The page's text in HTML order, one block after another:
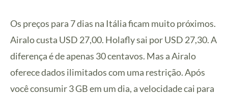
Os preços para 7 dias na Itália ficam muito próximos.
Airalo custa USD 27,00. Holafly sai por USD 27,30. A
diferença é de apenas 30 centavos. Mas a Airalo
oferece dados ilimitados com uma restrição. Após
você consumir 3 GB em um dia, a velocidade cai para